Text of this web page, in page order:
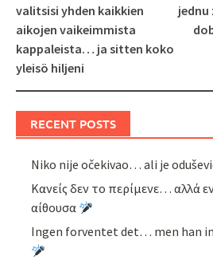
valitsisi yhden kaikkien
aikojen vaikeimmista
kappaleista… ja sitten koko
yleisö hiljeni
jednu
RECENT POSTS
Niko nije očekivao… ali je
Κανείς δεν το περίμενε… αλλά
αίθουσα
Ingen forventet det… men han